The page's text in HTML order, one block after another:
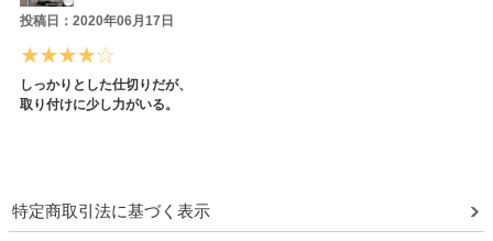
投稿日：2020年06月17日
しっかりとした仕切りだが、
取り付けに少し力がいる。
特定商取引法に基づく表示